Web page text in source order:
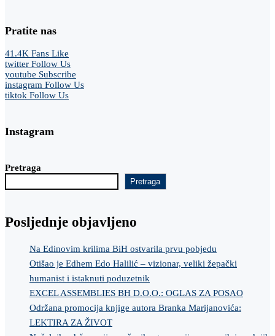
Pratite nas
41.4K Fans Like
twitter Follow Us
youtube Subscribe
instagram Follow Us
tiktok Follow Us
Instagram
Pretraga
Pretraga
Posljednje objavljeno
Na Edinovim krilima BiH ostvarila prvu pobjedu
Otišao je Edhem Edo Halilić – vizionar, veliki žepački
humanist i istaknuti poduzetnik
EXCEL ASSEMBLIES BH D.O.O.: OGLAS ZA POSAO
Održana promocija knjige autora Branka Marijanovića:
LEKTIRA ZA ŽIVOT